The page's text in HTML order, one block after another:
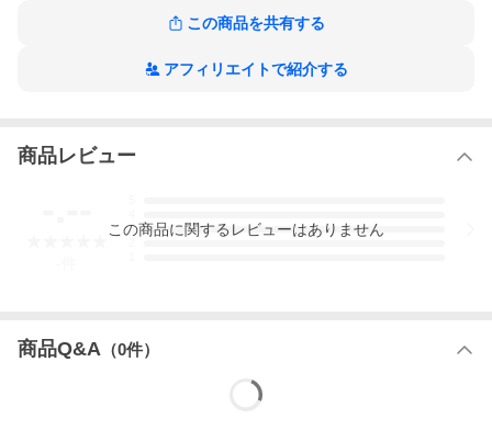
この商品を共有する
アフィリエイトで紹介する
商品レビュー
3
この商品に関するレビューはありません
商品Q&A （0件）